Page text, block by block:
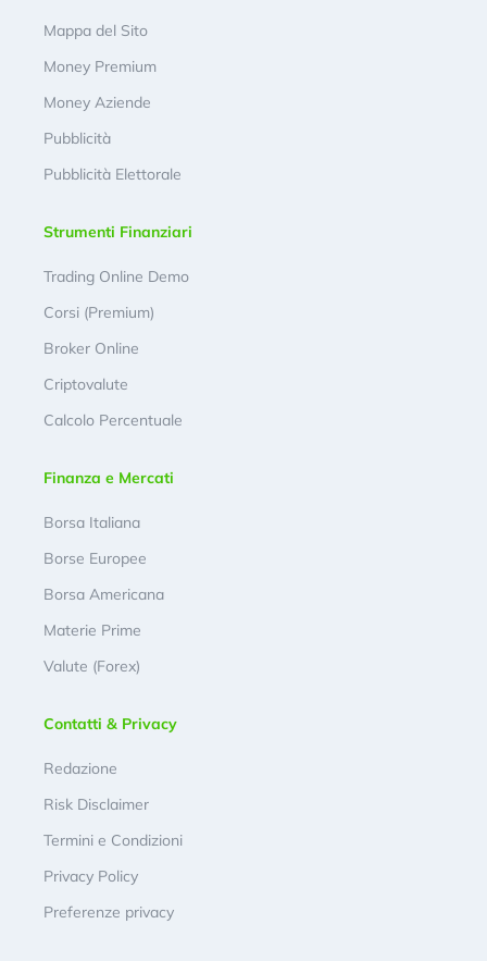
Mappa del Sito
Money Premium
Money Aziende
Pubblicità
Pubblicità Elettorale
Strumenti Finanziari
Trading Online Demo
Corsi (Premium)
Broker Online
Criptovalute
Calcolo Percentuale
Finanza e Mercati
Borsa Italiana
Borse Europee
Borsa Americana
Materie Prime
Valute (Forex)
Contatti & Privacy
Redazione
Risk Disclaimer
Termini e Condizioni
Privacy Policy
Preferenze privacy